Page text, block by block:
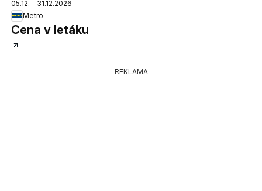
05.12. - 31.12.2026
Metro
Cena v letáku
REKLAMA